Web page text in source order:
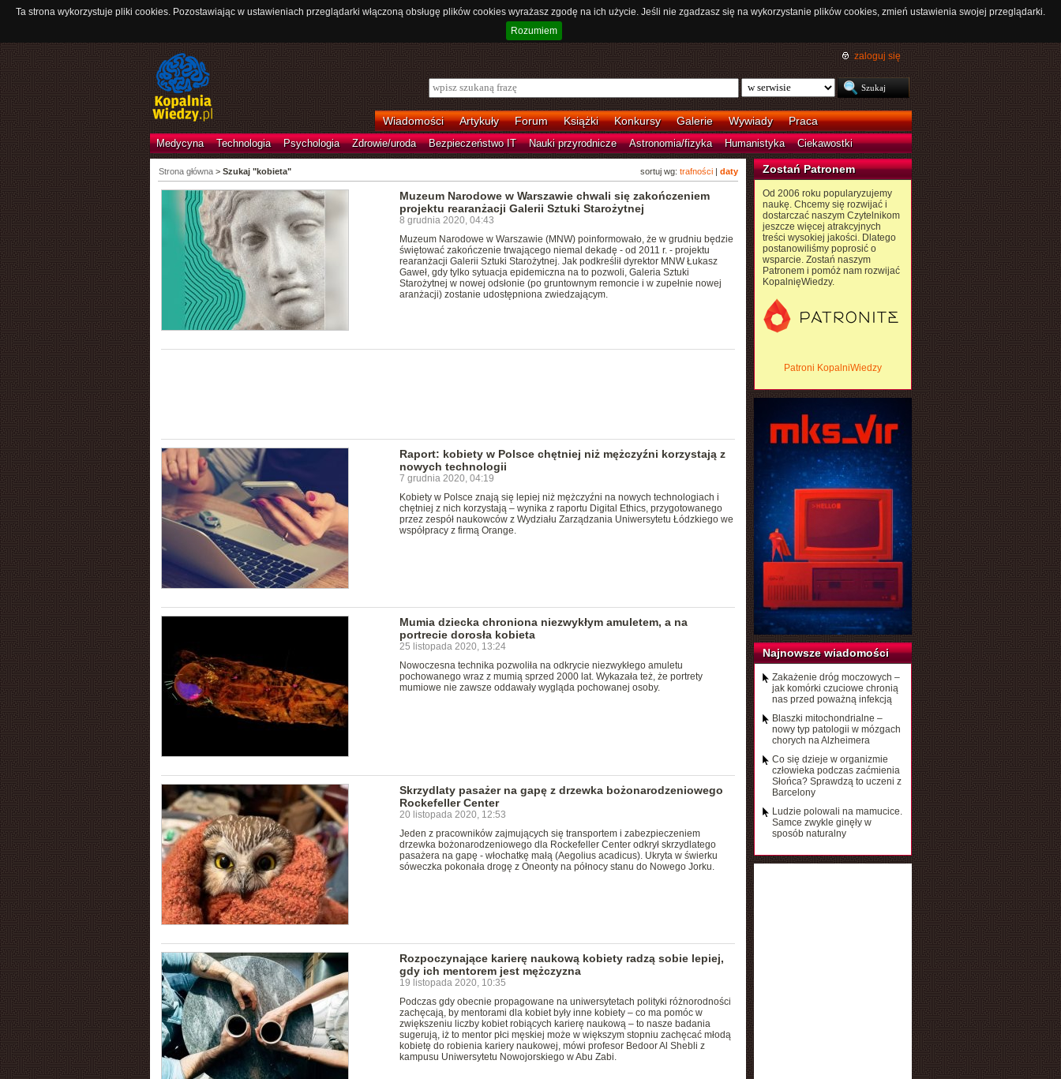
Ta strona wykorzystuje pliki cookies. Pozostawiając w ustawieniach przeglądarki włączoną obsługę plików cookies wyrażasz zgodę na ich użycie. Jeśli nie zgadzasz się na wykorzystanie plików cookies, zmień ustawienia swojej przeglądarki.
Rozumiem
zaloguj się
Wiadomości Artykuły Forum Książki Konkursy Galerie Wywiady Praca
Medycyna Technologia Psychologia Zdrowie/uroda Bezpieczeństwo IT Nauki przyrodnicze Astronomia/fizyka Humanistyka Ciekawostki
sortuj wg: trafności| daty
Strona główna> Szukaj "kobieta"
Muzeum Narodowe w Warszawie chwali się zakończeniem
projektu rearanżacji Galerii Sztuki Starożytnej
8 grudnia 2020, 04:43
Muzeum Narodowe w Warszawie (MNW) poinformowało, że w grudniu będzie
świętować zakończenie trwającego niemal dekadę - od 2011 r. - projektu
rearanżacji Galerii Sztuki Starożytnej. Jak podkreślił dyrektor MNW Łukasz
Gaweł, gdy tylko sytuacja epidemiczna na to pozwoli, Galeria Sztuki
Starożytnej w nowej odsłonie (po gruntownym remoncie i w zupełnie nowej
aranżacji) zostanie udostępniona zwiedzającym.
Raport: kobiety w Polsce chętniej niż mężczyźni korzystają z
nowych technologii
7 grudnia 2020, 04:19
Kobiety w Polsce znają się lepiej niż mężczyźni na nowych technologiach i
chętniej z nich korzystają – wynika z raportu Digital Ethics, przygotowanego
przez zespół naukowców z Wydziału Zarządzania Uniwersytetu Łódzkiego we
współpracy z firmą Orange.
Mumia dziecka chroniona niezwykłym amuletem, a na
portrecie dorosła kobieta
25 listopada 2020, 13:24
Nowoczesna technika pozwoliła na odkrycie niezwykłego amuletu
pochowanego wraz z mumią sprzed 2000 lat. Wykazała też, że portrety
mumiowe nie zawsze oddawały wygląda pochowanej osoby.
Skrzydlaty pasażer na gapę z drzewka bożonarodzeniowego
Rockefeller Center
20 listopada 2020, 12:53
Jeden z pracowników zajmujących się transportem i zabezpieczeniem
drzewka bożonarodzeniowego dla Rockefeller Center odkrył skrzydlatego
pasażera na gapę - włochatkę małą (Aegolius acadicus). Ukryta w świerku
sóweczka pokonała drogę z Oneonty na północy stanu do Nowego Jorku.
Rozpoczynające karierę naukową kobiety radzą sobie lepiej,
gdy ich mentorem jest mężczyzna
19 listopada 2020, 10:35
Podczas gdy obecnie propagowane na uniwersytetach polityki różnorodności
zachęcają, by mentorami dla kobiet były inne kobiety – co ma pomóc w
zwiększeniu liczby kobiet robiących karierę naukową – to nasze badania
sugerują, iż to mentor płci męskiej może w większym stopniu zachęcać młodą
kobietę do robienia kariery naukowej, mówi profesor Bedoor Al Shebli z
kampusu Uniwersytetu Nowojorskiego w Abu Zabi.
Zostań Patronem
Od 2006 roku popularyzujemy
naukę. Chcemy się rozwijać i
dostarczać naszym Czytelnikom
jeszcze więcej atrakcyjnych
treści wysokiej jakości. Dlatego
postanowiliśmy poprosić o
wsparcie. Zostań naszym
Patronem i pomóż nam rozwijać
KopalnięWiedzy.
Patroni KopalniWiedzy
Najnowsze wiadomości
Zakażenie dróg moczowych –
jak komórki czuciowe chronią
nas przed poważną infekcją
Blaszki mitochondrialne –
nowy typ patologii w mózgach
chorych na Alzheimera
Co się dzieje w organizmie
człowieka podczas zaćmienia
Słońca? Sprawdzą to uczeni z
Barcelony
Ludzie polowali na mamucice.
Samce zwykle ginęły w
sposób naturalny